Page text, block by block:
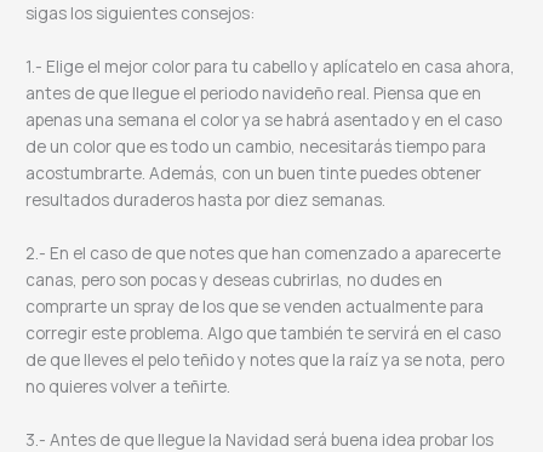
sigas los siguientes consejos:
1.- Elige el mejor color para tu cabello y aplícatelo en casa ahora,
antes de que llegue el periodo navideño real. Piensa que en
apenas una semana el color ya se habrá asentado y en el caso
de un color que es todo un cambio, necesitarás tiempo para
acostumbrarte. Además, con un buen tinte puedes obtener
resultados duraderos hasta por diez semanas.
2.- En el caso de que notes que han comenzado a aparecerte
canas, pero son pocas y deseas cubrirlas, no dudes en
comprarte un spray de los que se venden actualmente para
corregir este problema. Algo que también te servirá en el caso
de que lleves el pelo teñido y notes que la raíz ya se nota, pero
no quieres volver a teñirte.
3.- Antes de que llegue la Navidad será buena idea probar los